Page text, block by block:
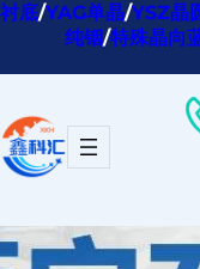
容
衬底/YAG单晶/YSZ晶
纯铟/特殊晶向